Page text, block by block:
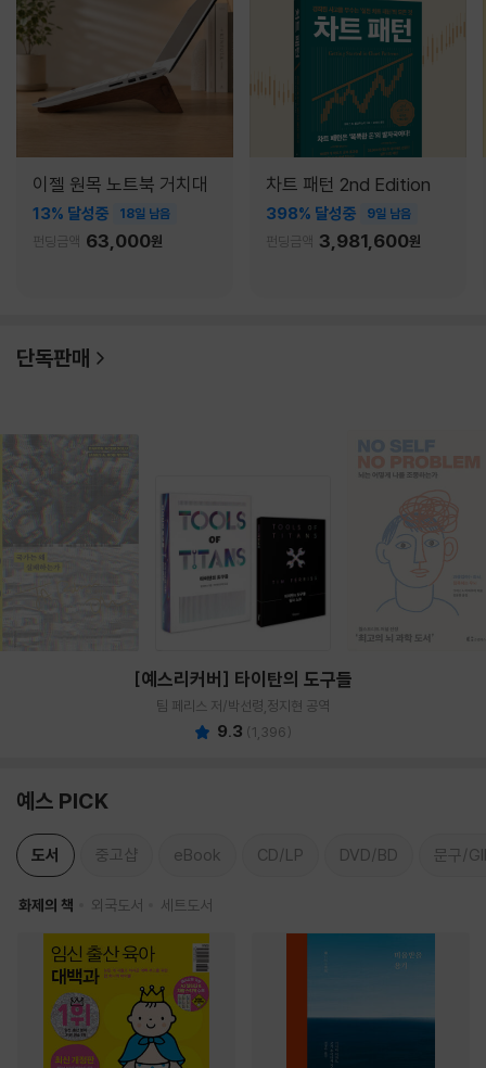
이젤 원목 노트북 거치대
13% 달성중 18일 남음
펀딩금액 63,000원
차트 패턴 2nd Edition
398% 달성중 9일 남음
펀딩금액 3,981,600원
단독판매
[예스리커버] 타이탄의 도구들
팀 페리스 저/박선령,정지현 공역
9.3 (1,396)
예스 PICK
도서 중고샵 eBook CD/LP DVD/BD 문구/
화제의 책 외국도서 세트도서